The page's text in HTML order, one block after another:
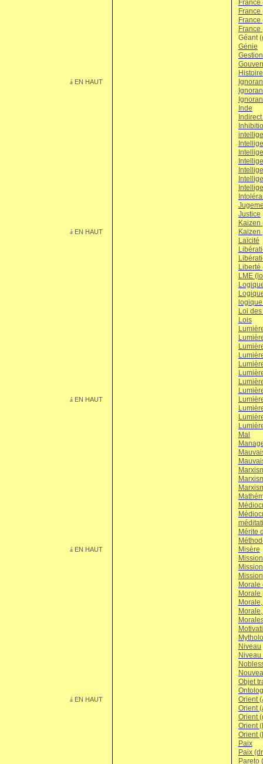
France
Géant (
Génie
Gestion
Histoire
á EN HAUT
Inde
Justice
Kaizen
á EN HAUT
Kaizen
Laïcité
Liberté
LME
Loi
Lois
á EN HAUT
Mal
Mérite
á EN HAUT
Misère
Morale
Morale
Niveau
Objet
á EN HAUT
Orient
Orient
Orient
Orient
Orient
Paix
Paix
Pareto